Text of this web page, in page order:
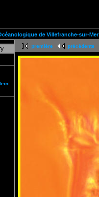
de Villefranche-sur-Mer
première précédente